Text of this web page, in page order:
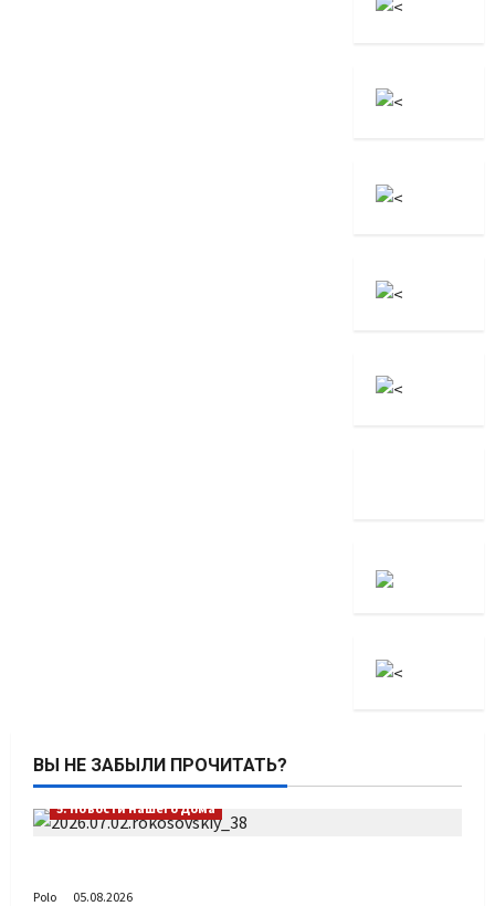
ВЫ НЕ ЗАБЫЛИ ПРОЧИТАТЬ?
5. Новости нашего Дома
Polo
05.08.2026